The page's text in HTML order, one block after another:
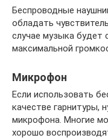
Беспроводные
обладать
случае музыка будет
максимальной
Микрофон
Если использовать
качестве гарнитуры,
микрофона. Многие
хорошо